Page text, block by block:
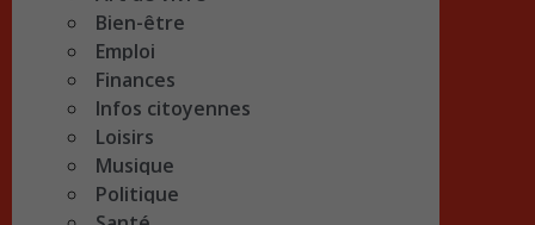
Bien-être
Emploi
Finances
Infos citoyennes
Loisirs
Musique
Politique